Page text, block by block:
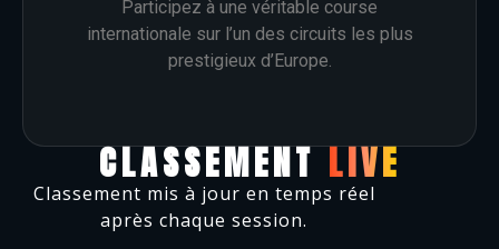
Participez à une véritable course
internationale sur l’un des circuits les plus
prestigieux d’Europe.
CLASSEMENTLIVE
Classement mis à jour en temps réel
après chaque session.